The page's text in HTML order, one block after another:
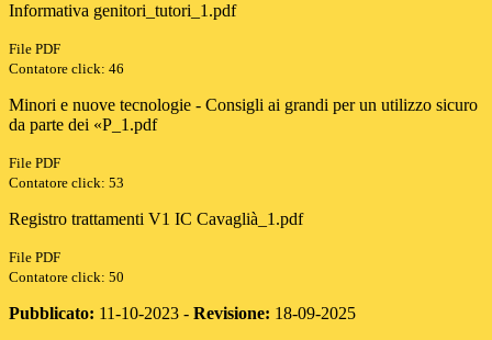
Informativa genitori_tutori_1.pdf
File PDF
Contatore click: 46
Minori e nuove tecnologie - Consigli ai grandi per un utilizzo sicuro
da parte dei «P_1.pdf
File PDF
Contatore click: 53
Registro trattamenti V1 IC Cavaglià_1.pdf
File PDF
Contatore click: 50
Pubblicato: 11-10-2023 - Revisione: 18-09-2025